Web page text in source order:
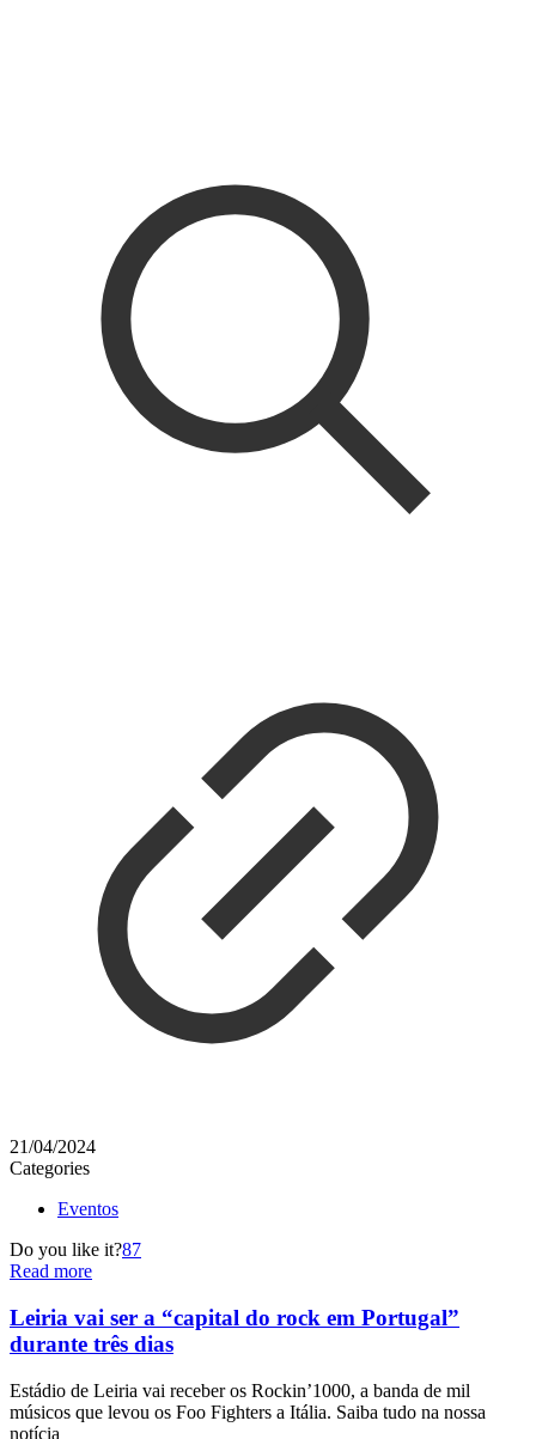
21/04/2024
Categories
Eventos
Do you like it?87
Read more
Leiria vai ser a “capital do rock em Portugal”
durante três dias
Estádio de Leiria vai receber os Rockin’1000, a banda de mil
músicos que levou os Foo Fighters a Itália. Saiba tudo na nossa
notícia